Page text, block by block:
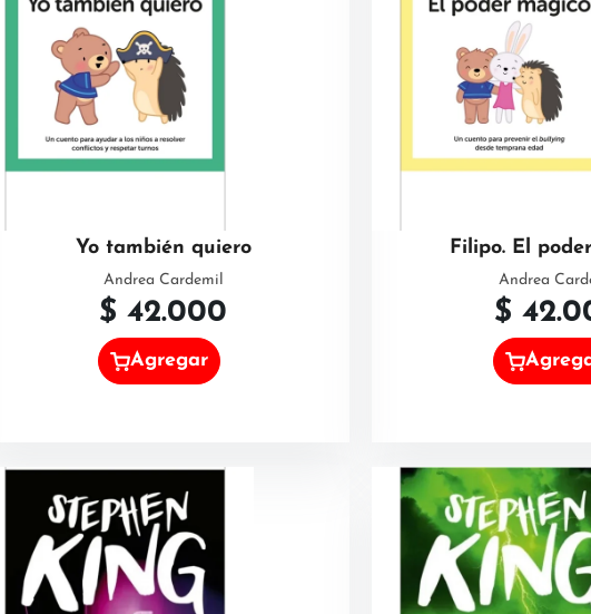
Yo también quiero
Andrea Cardemil
$ 42.000
Agregar
Filipo. El
Andrea
$